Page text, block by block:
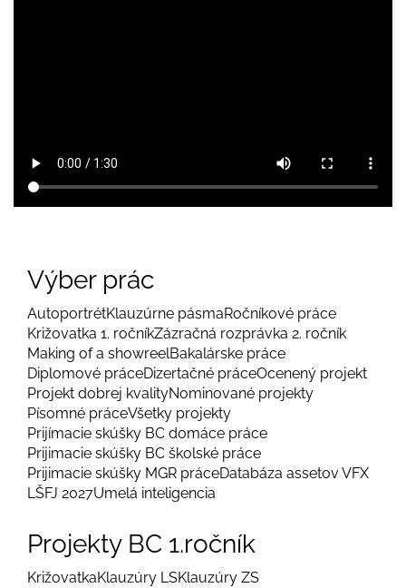
Výber prác
AutoportrétKlauzúrne pásmaRočníkové práce
Križovatka 1. ročníkZázračná rozprávka 2. ročník
Making of a showreelBakalárske práce
Diplomové práceDizertačné práceOcenený projekt
Projekt dobrej kvalityNominované projekty
Písomné práceVšetky projekty
Prijímacie skúšky BC domáce práce
Prijimacie skúšky BC školské práce
Prijimacie skúšky MGR práceDatabáza assetov VFX
LŠFJ 2027Umelá inteligencia
Projekty BC 1.ročník
KrižovatkaKlauzúry LSKlauzúry ZS